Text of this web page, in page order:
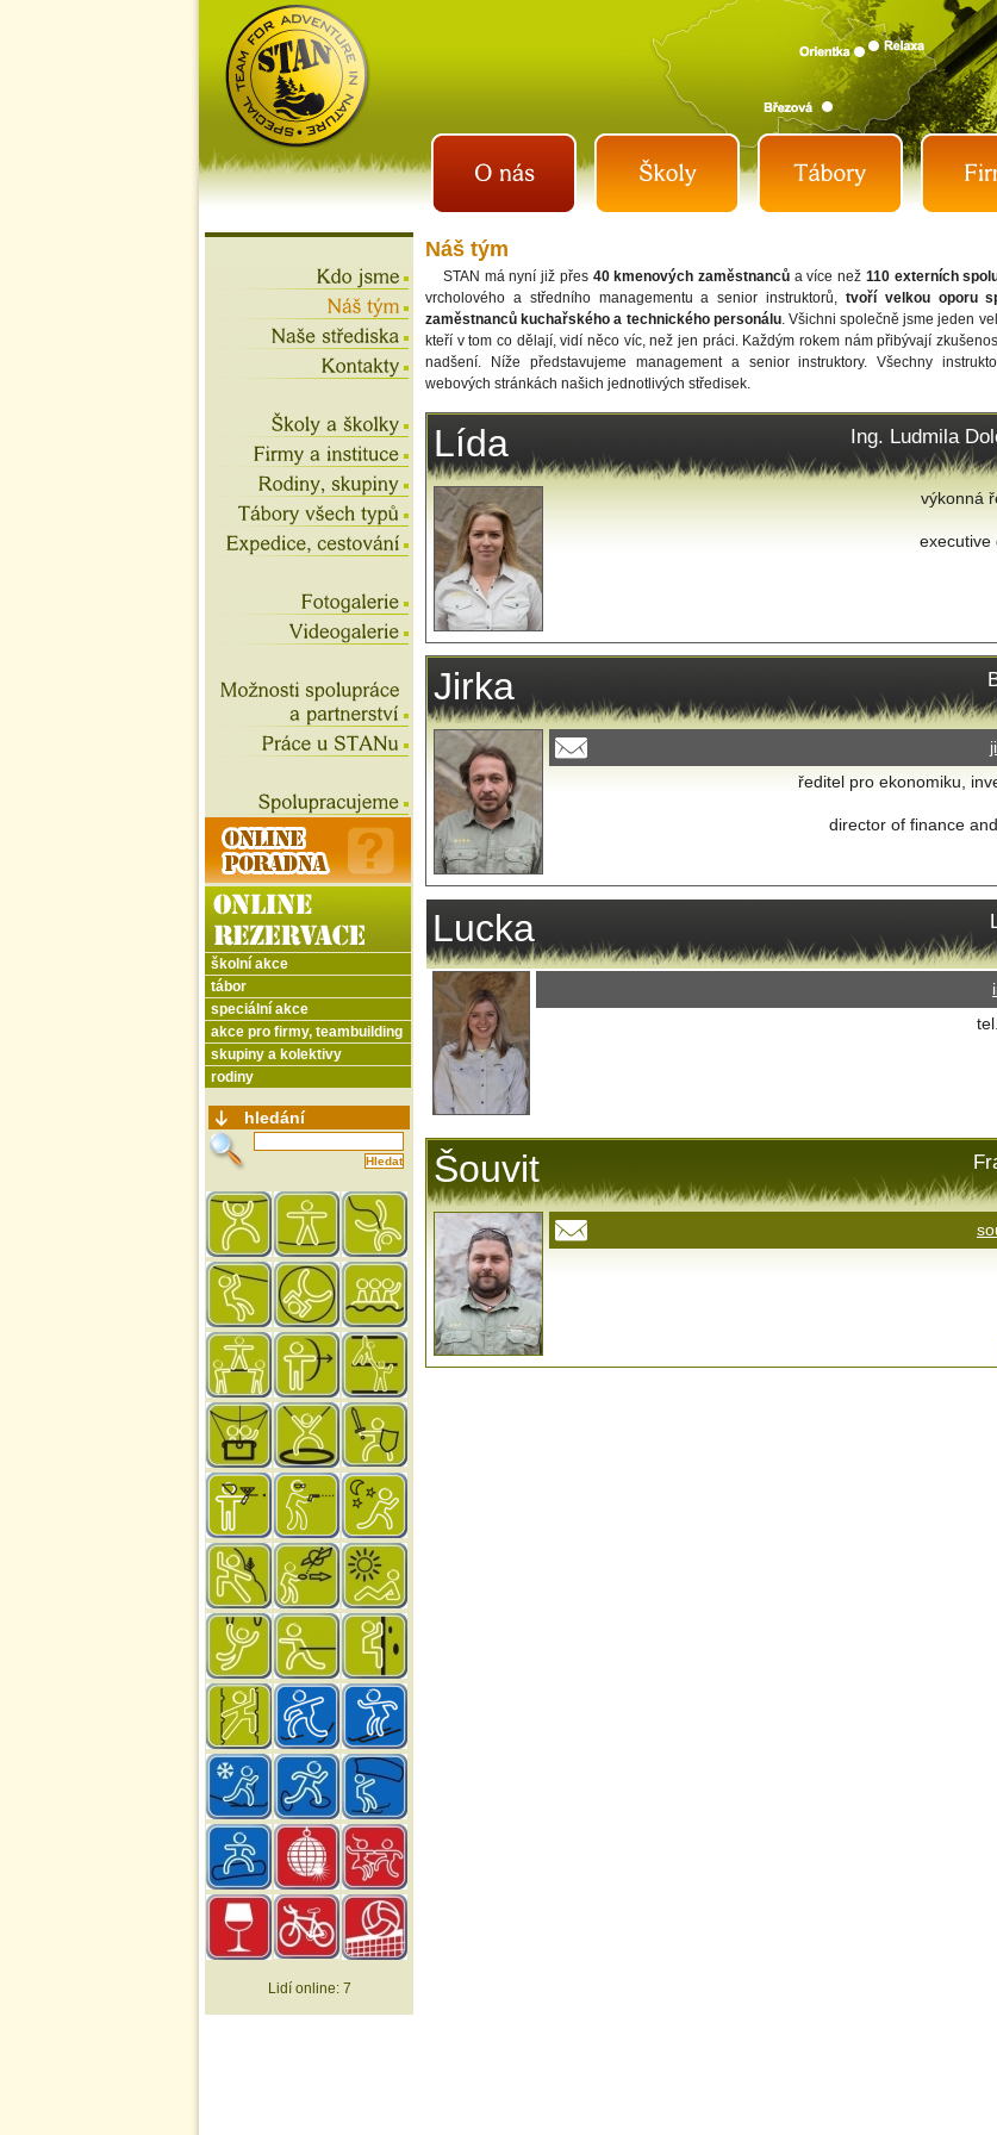
istan.cz
letní tábory 2026, školní
výlety, akce na víkend,
teambuilding
Náš tým
STAN má nyní již přes 40 kmenových zaměstnanců a více než 110 externích
vrcholového a středního managementu a senior instruktorů, tvoří velkou oporu
zaměstnanců kuchařského a technického personálu. Všichni společně jsme jeden
kteří v tom co dělají, vidí něco víc, než jen práci. Každým rokem nám přibývají
nadšení. Níže představujeme management a senior instruktory. Všechny
webových stránkách našich jednotlivých středisek.
Lída Ing. Ludmila
výkonná
executive
Jirka
ředitel pro ekonomiku,
director of finance
Lucka
Šouvit
školní akce
tábor
speciální akce
akce pro firmy, teambuilding
skupiny a kolektivy
rodiny
hledání
Lidí online: 7